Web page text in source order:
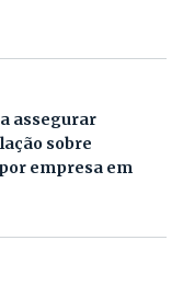
assegurar
sobre
empresa em